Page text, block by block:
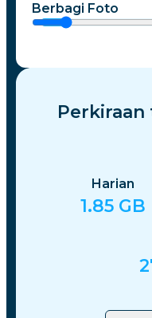
Berbagi Foto
Harian
1.85 GB